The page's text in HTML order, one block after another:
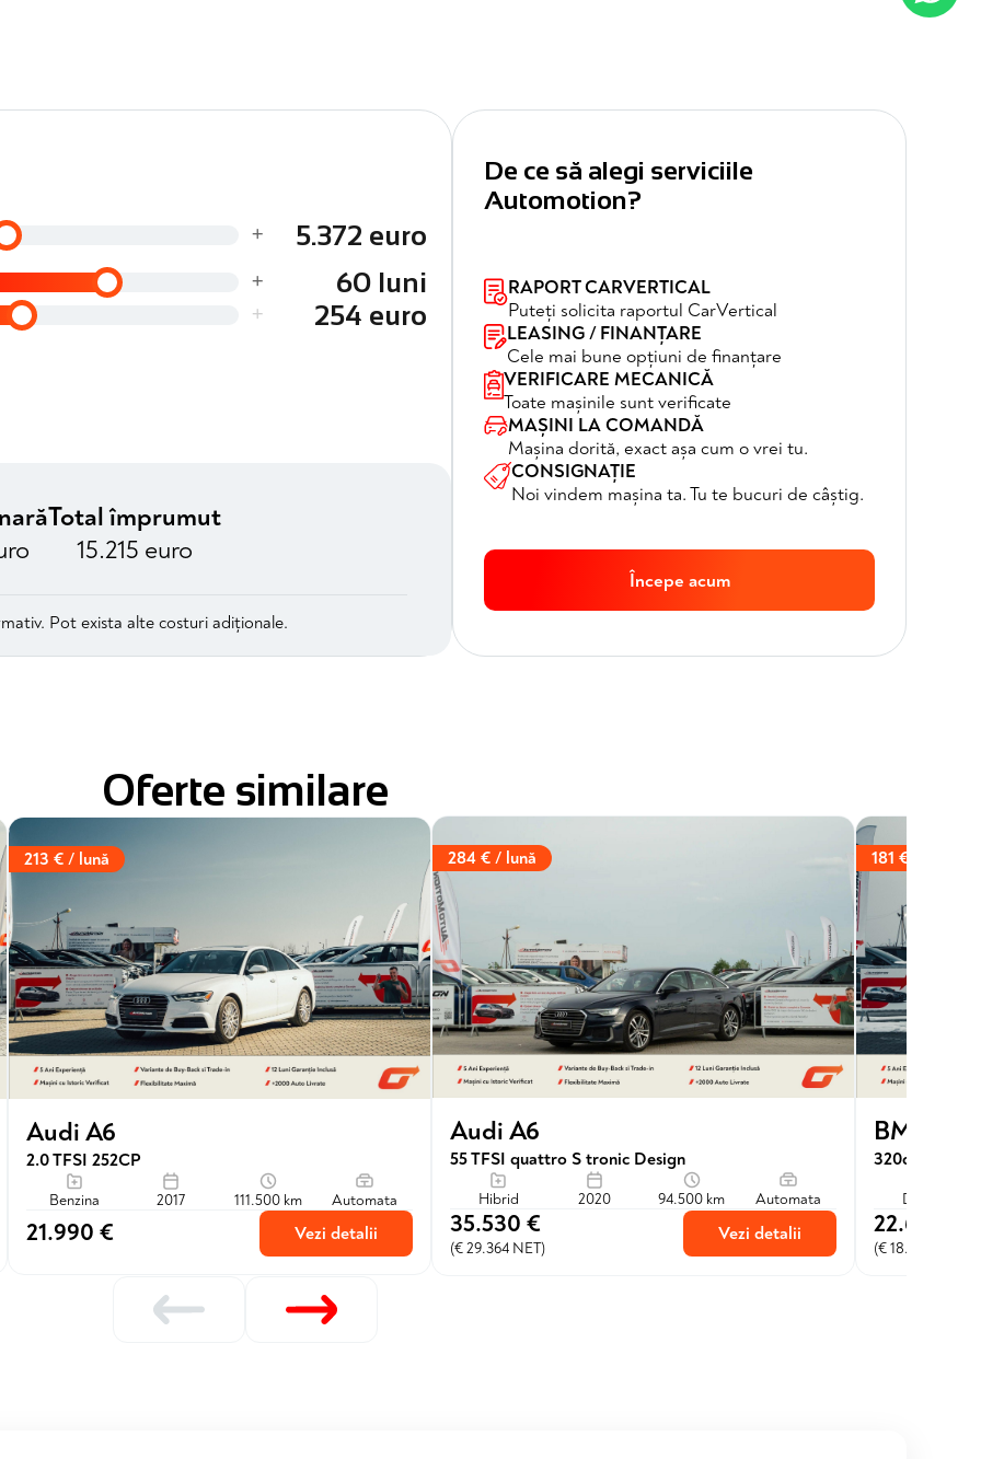
AUX-IN, USB
efectuate
consultanță dedicată, soluții de finanțare adaptate
+
5.372 euro
+
60 luni
+ 254 euro
Total împrumut
15.215 euro
Pot exista alte costuri adiționale.
De ce să alegi serviciile
Automotion?
RAPORT CARVERTICAL
Puteți solicita raportul CarVertical
LEASING / FINANȚARE
Cele mai bune opțiuni de finanțare
VERIFICARE MECANICĂ
Toate mașinile sunt verificate
MAȘINI LA COMANDĂ
Mașina dorită, exact așa cum o vrei tu.
CONSIGNAȚIE
Noi vindem mașina ta. Tu te bucuri de câștig.
Începe acum
Oferte similare
213 € / lună
Audi A6
2.0 TFSI 252CP
Benzina 2017 111.500 km Automata
21.990 € Vezi detalii
284 € / lună
Audi A6
55 TFSI quattro S tronic Design
Hibrid 2020 94.500 km Automata
35.530 €
(€ 29.364 NET)
Vezi detalii
181 € / lună
BMW
320d xDrive
Diesel
22.600 €
(€ 18.678 NET)